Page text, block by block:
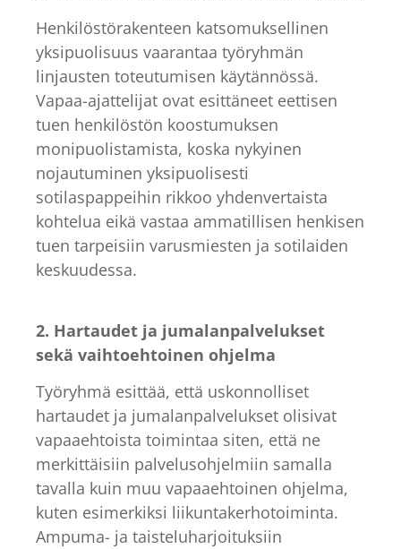
Henkilöstörakenteen katsomuksellinen
yksipuolisuus vaarantaa työryhmän
linjausten toteutumisen käytännössä.
Vapaa-ajattelijat ovat esittäneet eettisen
tuen henkilöstön koostumuksen
monipuolistamista, koska nykyinen
nojautuminen yksipuolisesti
sotilaspappeihin rikkoo yhdenvertaista
kohtelua eikä vastaa ammatillisen henkisen
tuen tarpeisiin varusmiesten ja sotilaiden
keskuudessa.
2. Hartaudet ja jumalanpalvelukset
sekä vaihtoehtoinen ohjelma
Työryhmä esittää, että uskonnolliset
hartaudet ja jumalanpalvelukset olisivat
vapaaehtoista toimintaa siten, että ne
merkittäisiin palvelusohjelmiin samalla
tavalla kuin muu vapaaehtoinen ohjelma,
kuten esimerkiksi liikuntakerhotoiminta.
Ampuma- ja taisteluharjoituksiin